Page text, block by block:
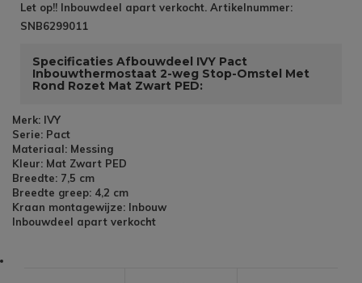
Let op!! Inbouwdeel apart verkocht. Artikelnummer:
SNB6299011
Specificaties Afbouwdeel IVY Pact
Inbouwthermostaat 2-weg Stop-Omstel Met
Rond Rozet Mat Zwart PED:
Merk: IVY
Serie: Pact
Materiaal: Messing
Kleur: Mat Zwart PED
Breedte: 7,5 cm
Breedte greep: 4,2 cm
Kraan montagewijze: Inbouw
Inbouwdeel apart verkocht